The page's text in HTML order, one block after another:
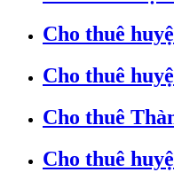
Cho thuê
Cho thuê
Cho thuê
Cho thuê